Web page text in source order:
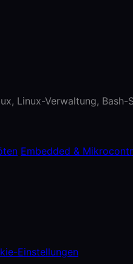
Linux-Verwaltung, Bash-
Embedded &
Einstellungen